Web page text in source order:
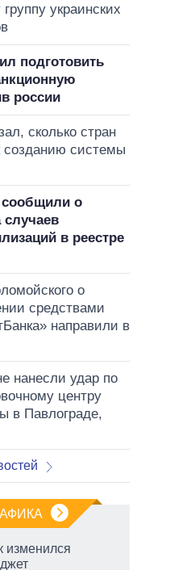
украинских
подготовить
россии
сколько стран
созданию системы
о
случаев
в реестре
о
средствами
направили в
нанесли удар по
центру
в Павлограде,
изменился